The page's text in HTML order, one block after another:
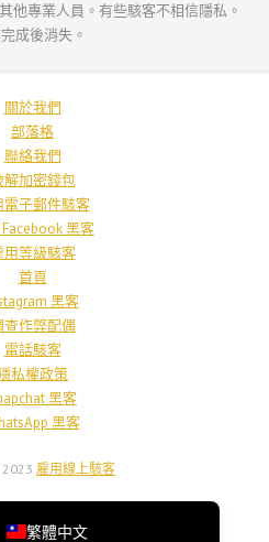
他專業人員。有些駭客不相信隱私。
成後消失。
關於我們
部落格
聯絡我們
解加密錢包
電子郵件駭客
黑客
用等級駭客
首頁
黑客
查作弊配偶
電話駭客
私權政策
黑客
黑客
雇用線上駭客
繁體中文
English (Australia)
English (New Zealand)
English (Canada)
English (UK)
العربية
Deutsch
Deutsch (Österreich)
Deutsch (Schweiz)
Español
فارسی
Français du Canada